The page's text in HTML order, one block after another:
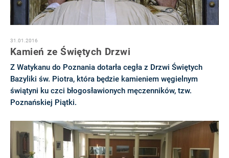
31.01.2016
Kamień ze Świętych Drzwi
Z Watykanu do Poznania dotarła cegła z Drzwi Świętych
Bazyliki św. Piotra, która będzie kamieniem węgielnym
świątyni ku czci błogosławionych męczenników, tzw.
Poznańskiej Piątki.